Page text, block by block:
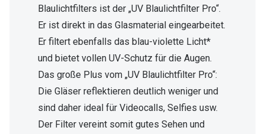
Blaulichtfilters ist der „UV Blaulichtfilter Pro“.
Er ist direkt in das Glasmaterial eingearbeitet.
Er filtert ebenfalls das blau-violette Licht*
und bietet vollen UV-Schutz für die Augen.
Das große Plus vom „UV Blaulichtfilter Pro“:
Die Gläser reflektieren deutlich weniger und
sind daher ideal für Videocalls, Selfies usw.
Der Filter vereint somit gutes Sehen und